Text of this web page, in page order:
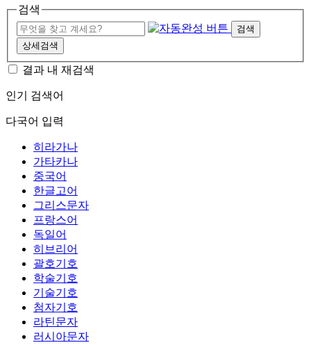
검색
검색
상세검색
결과 내 재검색
인기 검색어
다국어 입력
히라가나
가타카나
중국어
한글고어
그리스문자
프랑스어
독일어
히브리어
괄호기호
학술기호
기술기호
첨자기호
라틴문자
러시아문자